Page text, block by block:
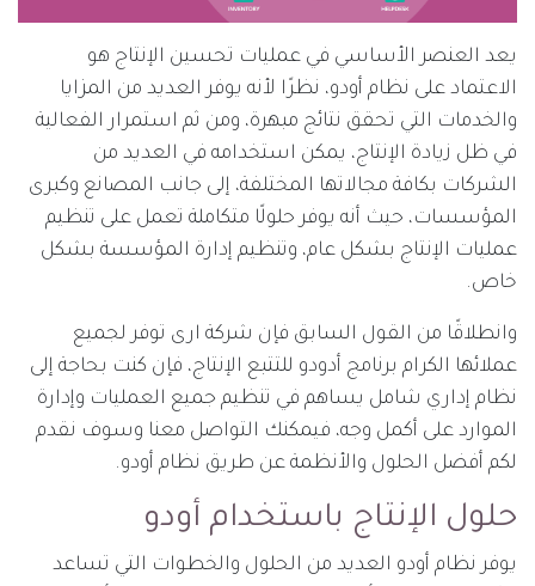
يعد العنصر الأساسي في عمليات تحسين الإنتاج هو
الاعتماد على نظام أودو، نظرًا لأنه يوفر العديد من المزايا
والخدمات التي تحقق نتائج مبهرة، ومن ثم استمرار الفعالية
في ظل زيادة الإنتاج، يمكن استخدامه في العديد من
الشركات بكافة مجالاتها المختلفة، إلى جانب المصانع وكبرى
المؤسسات، حيث أنه يوفر حلولًا متكاملة تعمل على تنظيم
عمليات الإنتاج بشكل عام، وتنظيم إدارة المؤسسة بشكل
خاص.
وانطلاقًا من القول السابق فإن شركة ارى توفر لجميع
عملائها الكرام برنامج أدودو للتتبع الإنتاج، فإن كنت بحاجة إلى
نظام إداري شامل يساهم في تنظيم جميع العمليات وإدارة
الموارد على أكمل وجه، فيمكنك التواصل معنا وسوف نقدم
لكم أفضل الحلول والأنظمة عن طريق نظام أودو.
حلول الإنتاج باستخدام أودو
يوفر نظام أودو العديد من الحلول والخطوات التي تساعد